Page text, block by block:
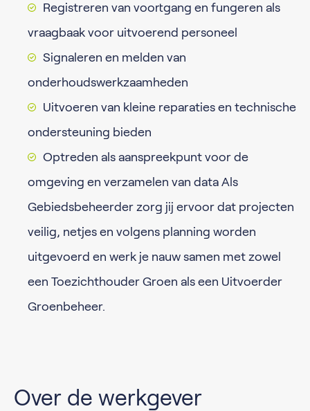
Registreren van voortgang en fungeren als
vraagbaak voor uitvoerend personeel
Signaleren en melden van
onderhoudswerkzaamheden
Uitvoeren van kleine reparaties en technische
ondersteuning bieden
Optreden als aanspreekpunt voor de
omgeving en verzamelen van data Als
Gebiedsbeheerder zorg jij ervoor dat projecten
veilig, netjes en volgens planning worden
uitgevoerd en werk je nauw samen met zowel
een Toezichthouder Groen als een Uitvoerder
Groenbeheer.
Over de werkgever